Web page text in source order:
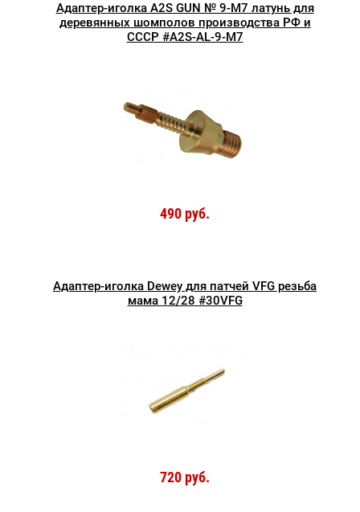
Адаптер-иголка A2S GUN № 9-M7 латунь для
деревянных шомполов производства РФ и
СССР #A2S-AL-9-M7
490 руб.
Адаптер-иголка Dewey для патчей VFG резьба
мама 12/28 #30VFG
720 руб.